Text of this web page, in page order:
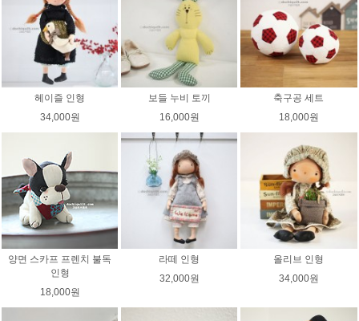
헤이즐 인형
34,000원
보들 누비 토끼
16,000원
축구공 세트
18,000원
양면 스카프 프렌치 불독
인형
18,000원
라떼 인형
32,000원
올리브 인형
34,000원